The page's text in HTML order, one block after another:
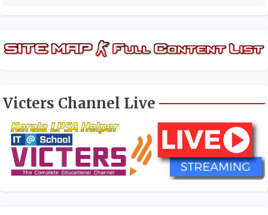
Victers Channel Live